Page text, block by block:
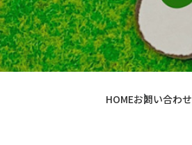
HOMEお問い合わせ